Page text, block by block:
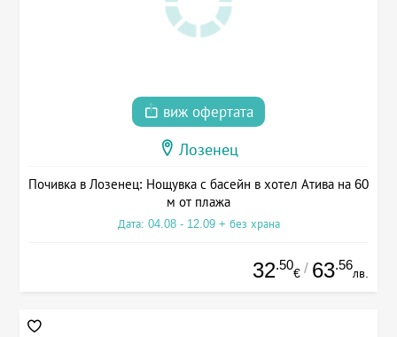
виж офертата
Лозенец
Почивка в Лозенец: Нощувка с басейн в хотел Атива на 60
м от плажа
Дата: 04.08 - 12.09 + без храна
32.50
€ / 63.56
лв.